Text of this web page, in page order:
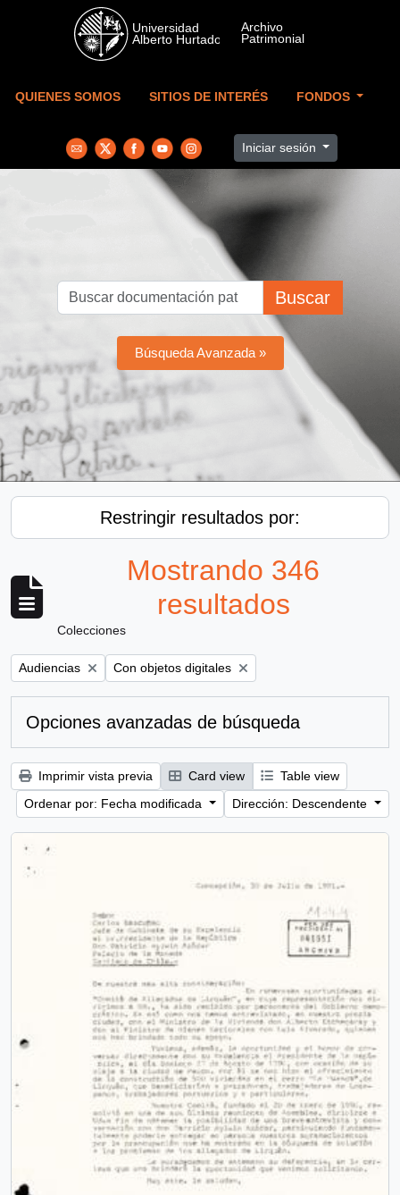
Skip to main content
QUIENES SOMOS SITIOS DE INTERÉS FONDOS
Iniciar sesión
Buscar
Búsqueda Avanzada »
Restringir resultados por:
Mostrando 346
resultados
Colecciones
Remove filter:
Audiencias Remove filter:
Con objetos digitales
Opciones avanzadas de búsqueda
Imprimir vista previa Card view
Table view
Ordenar por: Fecha modificada
Dirección: Descendente